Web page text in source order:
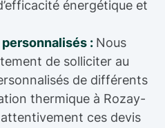
énergétique et
: Nous
de solliciter au
de différents
thermique à Rozay-
ces devis